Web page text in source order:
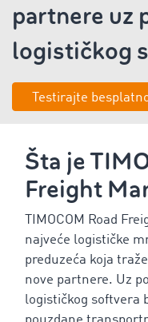
partnere uz
logističkog
Testirajte
Šta je
Freight
TIMOCOM Road
najveće logističke
preduzeća koja
nove partnere. Uz
logističkog softvera